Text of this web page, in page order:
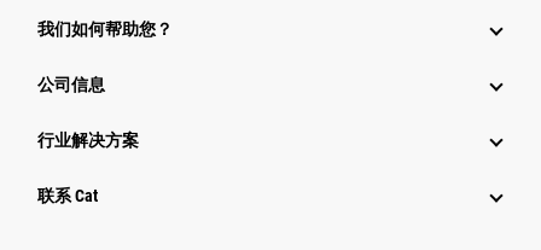
我们如何帮助您？
公司信息
行业解决方案
行业
联系 Cat